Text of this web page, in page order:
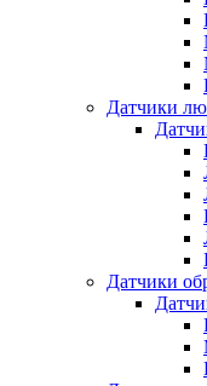
Датчики
Датчики